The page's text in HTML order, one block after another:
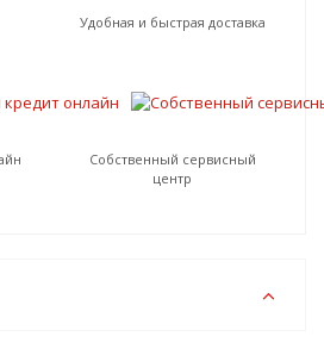
Удобная и быстрая доставка
Собственный сервисный
центр